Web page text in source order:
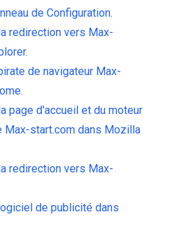
de Configuration.
redirection vers Max-
de navigateur Max-
page d'accueil et du moteur
Max-start.com dans Mozilla
redirection vers Max-
de publicité dans